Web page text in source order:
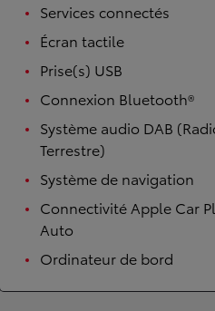
Services connectés
Écran tactile
Prise(s) USB
Connexion Bluetooth®
Système audio DAB
Terrestre)
Système de navigation
Connectivité Apple Car
Auto
Ordinateur de bord